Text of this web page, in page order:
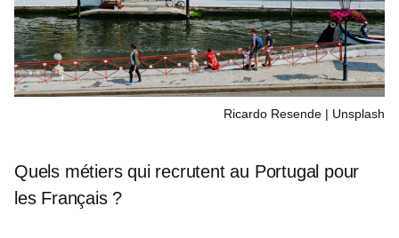
Ricardo Resende | Unsplash
Quels métiers qui recrutent au Portugal pour
les Français ?